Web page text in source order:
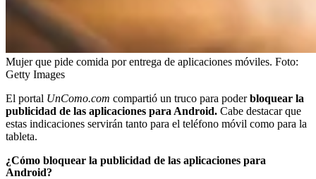
Mujer que pide comida por entrega de aplicaciones móviles. Foto:
Getty Images
El portal UnComo.com compartió un truco para poderbloquear la
publicidad de las aplicaciones para Android. Cabe destacar que
estas indicaciones servirán tanto para el teléfono móvil como para la
tableta.
¿Cómo bloquear la publicidad de las aplicaciones para
Android?